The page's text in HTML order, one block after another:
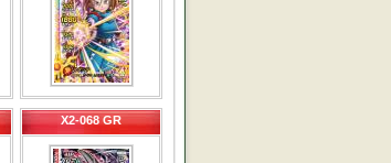
X2-068 GR